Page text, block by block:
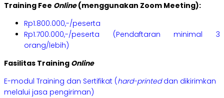
Training Fee Online(menggunakan Zoom Meeting):
Rp1.800.000,-/peserta
Rp1.700.000,-/peserta (Pendaftaran minimal 3
orang/lebih)
Fasilitas Training Online
E-modul Training dan Sertifikat (hard-printeddan dikirimkan
melalui jasa pengiriman)